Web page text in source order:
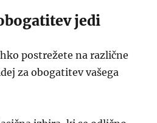
jedi
postrežete na različne
za obogatitev vašega